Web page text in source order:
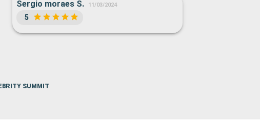
Sergio moraes S. 11/03/2024
5
SUMMIT